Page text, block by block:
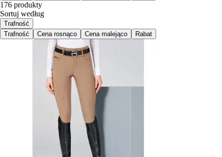
176 produkty
Sortuj według
Trafność
Trafność
Cena rosnąco Cena malejąco Rabat